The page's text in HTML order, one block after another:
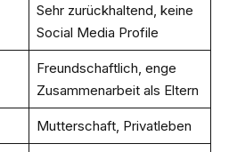
Sehr zurückhaltend, keine
Social Media Profile
Freundschaftlich, enge
Zusammenarbeit als Eltern
Mutterschaft, Privatleben